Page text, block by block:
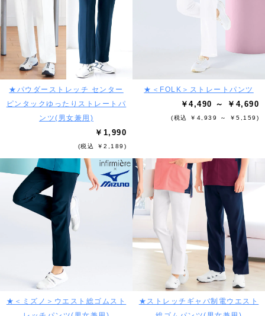
★パウダーストレッチ センター
ピンタックゆったりストレートパ
ンツ(男女兼用)
￥1,990
(税込 ￥2,189)
★＜FOLK＞ストレートパンツ
￥4,490 ～ ￥4,690
(税込 ￥4,939 ～ ￥5,159)
★＜ミズノ＞ウエスト総ゴムスト
★ストレッチギャバ制電ウエスト